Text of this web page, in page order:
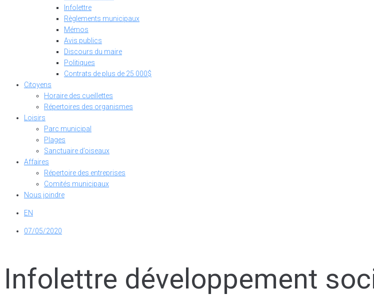
Infolettre
Règlements municipaux
Mémos
Avis publics
Discours du maire
Politiques
Contrats de plus de 25 000$
Citoyens
Horaire des cueillettes
Répertoires des organismes
Loisirs
Parc municipal
Plages
Sanctuaire d’oiseaux
Affaires
Répertoire des entreprises
Comités municipaux
Nous joindre
EN
07/05/2020
Infolettre développement